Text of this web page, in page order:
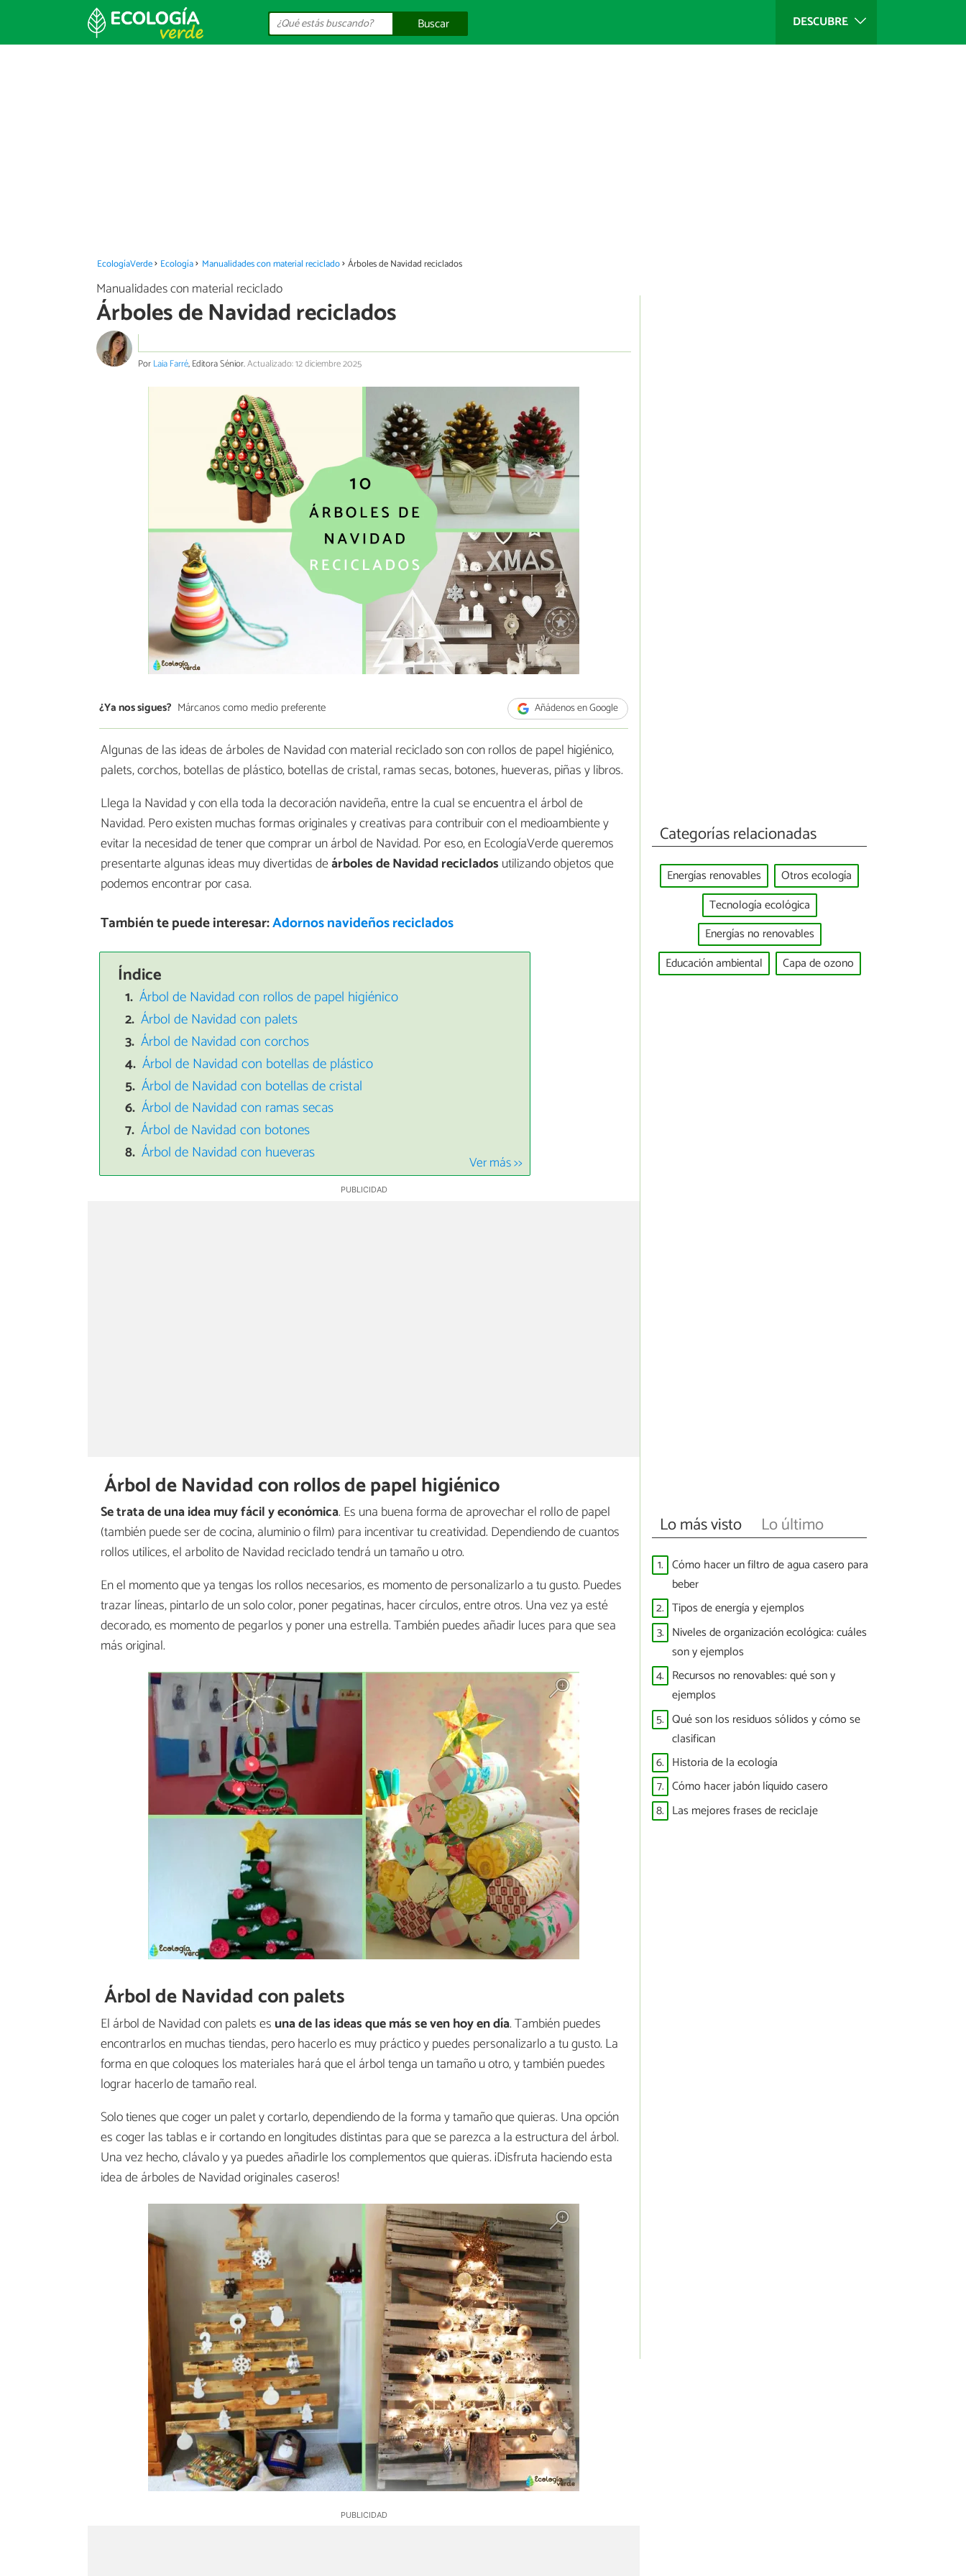
DESCUBRE
Buscar
EcologíaVerde Ecología Manualidades con material reciclado Árboles de Navidad reciclados
Manualidades con material reciclado
Árboles de Navidad reciclados
PorLaia Farré, Editora Sénior.Actualizado: 12 diciembre 2025
¿Ya nos sigues? Márcanos como medio preferente Añádenos en Google
Algunas de las ideas de árboles de Navidad con material reciclado son con rollos de papel higiénico,
palets, corchos, botellas de plástico, botellas de cristal, ramas secas, botones, hueveras, piñas y libros.
Llega la Navidad y con ella toda la decoración navideña, entre la cual se encuentra el árbol de
Navidad. Pero existen muchas formas originales y creativas para contribuir con el medioambiente y
evitar la necesidad de tener que comprar un árbol de Navidad. Por eso, en EcologíaVerde queremos
presentarte algunas ideas muy divertidas deárboles de Navidad reciclados utilizando objetos que
podemos encontrar por casa.
También te puede interesar:Adornos navideños reciclados
Índice
Árbol de Navidad con rollos de papel higiénico
Árbol de Navidad con palets
Árbol de Navidad con corchos
Árbol de Navidad con botellas de plástico
Árbol de Navidad con botellas de cristal
Árbol de Navidad con ramas secas
Árbol de Navidad con botones
Árbol de Navidad con hueveras
Ver más >>
Árbol de Navidad con rollos de papel higiénico
Se trata de una idea muy fácil y económica. Es una buena forma de aprovechar el rollo de papel
(también puede ser de cocina, aluminio o film) para incentivar tu creatividad. Dependiendo de cuantos
rollos utilices, el arbolito de Navidad reciclado tendrá un tamaño u otro.
En el momento que ya tengas los rollos necesarios, es momento de personalizarlo a tu gusto. Puedes
trazar líneas, pintarlo de un solo color, poner pegatinas, hacer círculos, entre otros. Una vez ya esté
decorado, es momento de pegarlos y poner una estrella. También puedes añadir luces para que sea
más original.
Árbol de Navidad con palets
El árbol de Navidad con palets es una de las ideas que más se ven hoy en día. También puedes
encontrarlos en muchas tiendas, pero hacerlo es muy práctico y puedes personalizarlo a tu gusto. La
forma en que coloques los materiales hará que el árbol tenga un tamaño u otro, y también puedes
lograr hacerlo de tamaño real.
Solo tienes que coger un palet y cortarlo, dependiendo de la forma y tamaño que quieras. Una opción
es coger las tablas e ir cortando en longitudes distintas para que se parezca a la estructura del árbol.
Una vez hecho, clávalo y ya puedes añadirle los complementos que quieras. ¡Disfruta haciendo esta
idea de árboles de Navidad originales caseros!
Categorías relacionadas
Energías renovables
Otros ecología
Tecnología ecológica
Energías no renovables
Educación ambiental
Capa de ozono
Lo más visto Lo último
1. Cómo hacer un filtro de agua casero para
beber
2. Tipos de energía y ejemplos
3. Niveles de organización ecológica: cuáles
son y ejemplos
4. Recursos no renovables: qué son y
ejemplos
5. Qué son los residuos sólidos y cómo se
clasifican
6. Historia de la ecología
7. Cómo hacer jabón líquido casero
8. Las mejores frases de reciclaje